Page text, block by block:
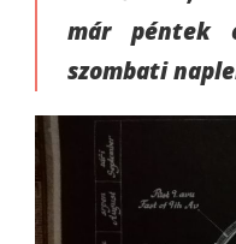
már péntek
szombati